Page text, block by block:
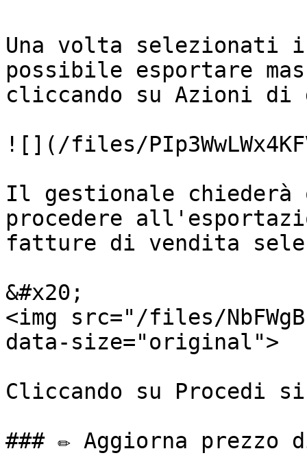
Una volta selezionati
possibile esportare
cliccando su Azioni di
![](/files/
Il gestionale chiederà
procedere
fatture di vendita
&#x20;
<img src="/files/
data-size="original">
Cliccando su Procedi
### ✏️ Aggiorna prezzo